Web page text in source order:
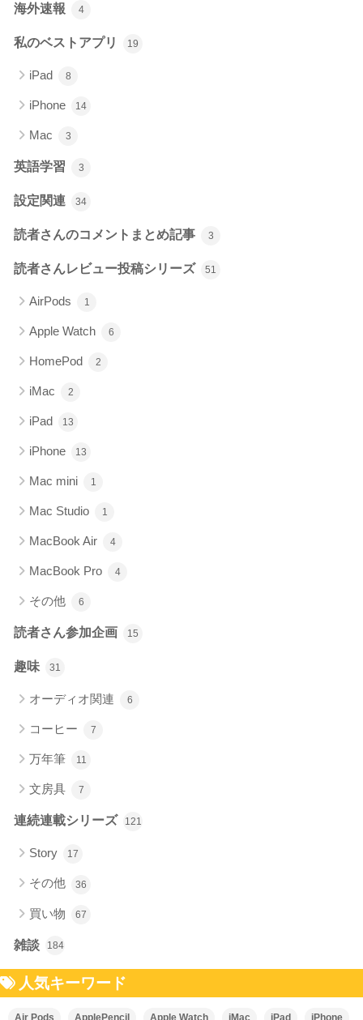
海外速報 4
私のベストアプリ 19
iPad 8
iPhone 14
Mac 3
英語学習 3
設定関連 34
読者さんのコメントまとめ記事 3
読者さんレビュー投稿シリーズ 51
AirPods 1
Apple Watch 6
HomePod 2
iMac 2
iPad 13
iPhone 13
Mac mini 1
Mac Studio 1
MacBook Air 4
MacBook Pro 4
その他 6
読者さん参加企画 15
趣味 31
オーディオ関連 6
コーヒー 7
万年筆 11
文房具 7
連続連載シリーズ 121
Story 17
その他 36
買い物 67
雑談 184
人気キーワード
Air Pods ApplePencil Apple Watch iMac iPad iPhone